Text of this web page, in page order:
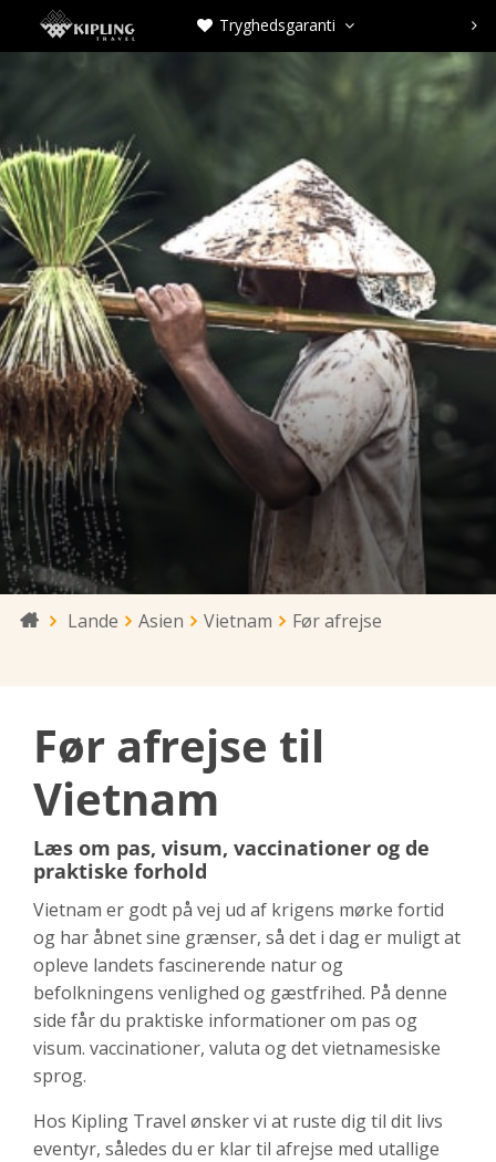
 Tryghedsgaranti  
 Lande Asien Vietnam Før afrejse
Før afrejse til
Vietnam
Læs om pas, visum, vaccinationer og de
praktiske forhold
Vietnam er godt på vej ud af krigens mørke fortid
og har åbnet sine grænser, så det i dag er muligt at
opleve landets fascinerende natur og
befolkningens venlighed og gæstfrihed. På denne
side får du praktiske informationer om pas og
visum. vaccinationer, valuta og det vietnamesiske
sprog.
Hos Kipling Travel ønsker vi at ruste dig til dit livs
eventyr, således du er klar til afrejse med utallige